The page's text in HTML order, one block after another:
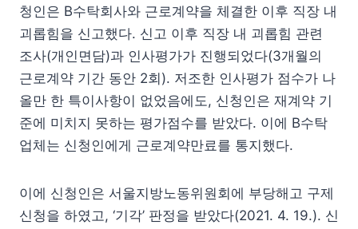
청인은 B수탁회사와 근로계약을 체결한 이후 직장 내
괴롭힘을 신고했다. 신고 이후 직장 내 괴롭힘 관련
조사(개인면담)과 인사평가가 진행되었다(3개월의
근로계약 기간 동안 2회). 저조한 인사평가 점수가 나
올만 한 특이사항이 없었음에도, 신청인은 재계약 기
준에 미치지 못하는 평가점수를 받았다. 이에 B수탁
업체는 신청인에게 근로계약만료를 통지했다.
이에 신청인은 서울지방노동위원회에 부당해고 구제
신청을 하였고, ‘기각’ 판정을 받았다(2021. 4. 19.). 신